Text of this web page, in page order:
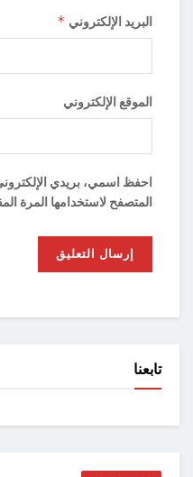
البريد الإلكتروني *
الموقع الإلكتروني
احفظ اسمي، بريدي
المتصفح لاستخدامها المرة
تابعنا